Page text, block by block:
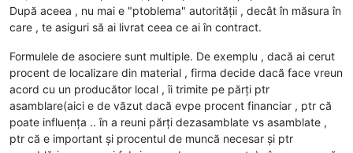
După aceea , nu mai e "ptoblema" autorității , decât în măsura în
care , te asiguri să ai livrat ceea ce ai în contract.
Formulele de asociere sunt multiple. De exemplu , dacă ai cerut
procent de localizare din material , firma decide dacă face vreun
acord cu un producător local , îi trimite pe părți ptr
asamblare(aici e de văzut dacă evpe procent financiar , ptr că
poate influența .. în a reuni părți dezasamblate vs asamblate ,
ptr că e important și procentul de muncă necesar și ptr